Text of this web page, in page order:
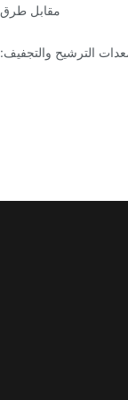
المحرك مقابل طرق
الترشيح والتجفيف: